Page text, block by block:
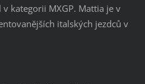
kategorii MXGP. Mattia je v
italských jezdců v